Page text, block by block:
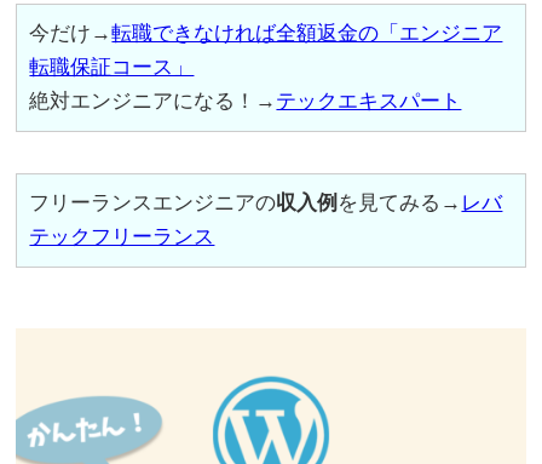
今だけ→転職できなければ全額返金の「エンジニア
転職保証コース」
絶対エンジニアになる！→ テックエキスパート
フリーランスエンジニアの収入例 を見てみる→ レバ
テックフリーランス